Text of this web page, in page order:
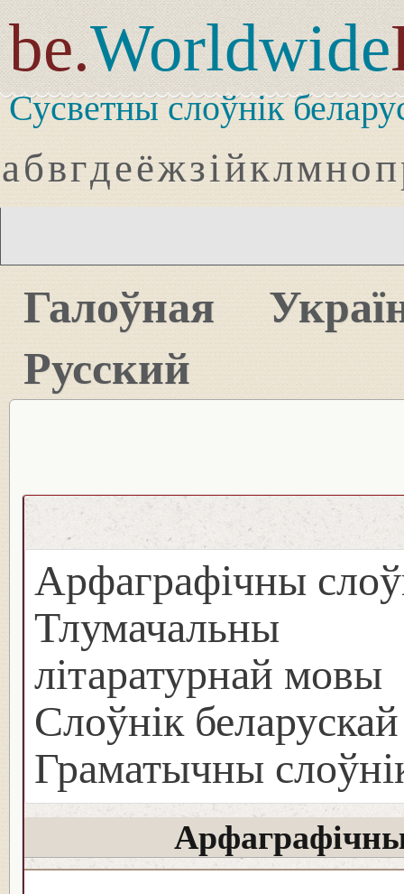
be.Worldwide
Сусветны слоўнік
абвгдеёжзійклмноп
Галоўная
Русский
Арфаграфічны
Тлумачальны
літаратурнай мовы
Слоўнік
Граматычны